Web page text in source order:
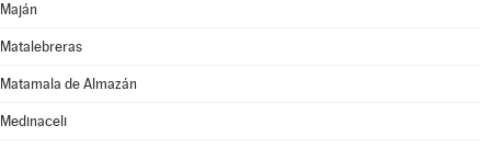
Maján
Matalebreras
Matamala de Almazán
Medinaceli